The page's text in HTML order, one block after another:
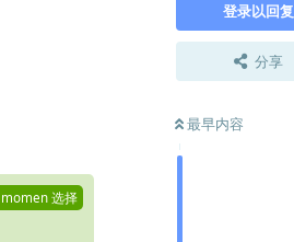
登录以回复
分享
最早内容
momen选择